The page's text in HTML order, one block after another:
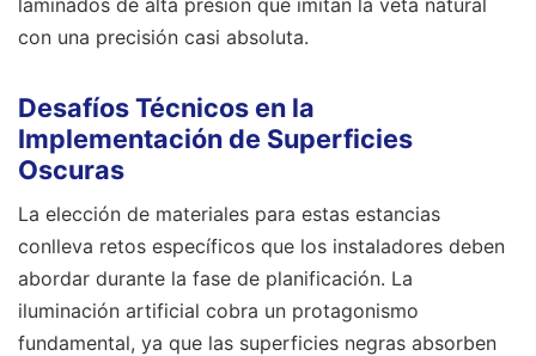
con una precisión casi absoluta.
Desafíos Técnicos en la
Implementación de Superficies
Oscuras
La elección de materiales para estas estancias
conlleva retos específicos que los instaladores deben
abordar durante la fase de planificación. La
iluminación artificial cobra un protagonismo
fundamental, ya que las superficies negras absorben